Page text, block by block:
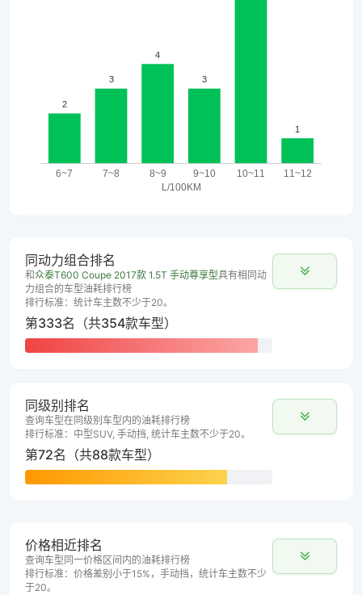
同动力组合排名
和众泰T600 Coupe 2017款 1.5T 手动尊享型具有相同动
力组合的车型油耗排行榜
排行标准：统计车主数不少于20。
第333名（共354款车型）
同级别排名
查询车型在同级别车型内的油耗排行榜
排行标准：中型SUV, 手动挡, 统计车主数不少于20。
第72名（共88款车型）
价格相近排名
查询车型同一价格区间内的油耗排行榜
排行标准：价格差别小于15%，手动挡，统计车主数不少
于20。